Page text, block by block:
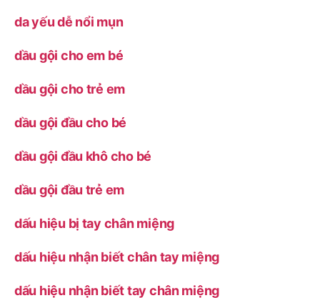
da yếu dễ nổi mụn
dầu gội cho em bé
dầu gội cho trẻ em
dầu gội đầu cho bé
dầu gội đầu khô cho bé
dầu gội đầu trẻ em
dấu hiệu bị tay chân miệng
dấu hiệu nhận biết chân tay miệng
dấu hiệu nhận biết tay chân miệng